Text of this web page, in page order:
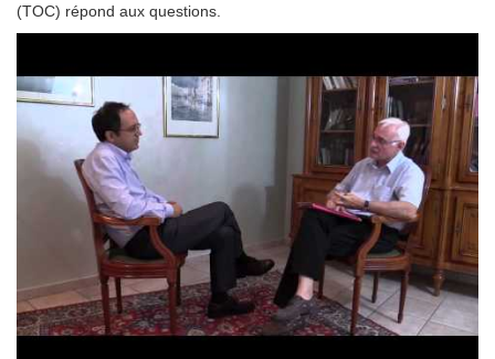
(TOC) répond aux questions.